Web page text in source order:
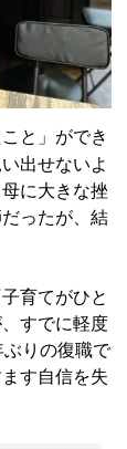
と」ができ
出せないよ
に大きな挫
ったが、結
育てがひと
すでに軽度
りの復職で
す自信を失